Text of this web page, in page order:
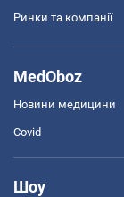
Ринки та компанії
MedOboz
Новини медицини
Covid
Шоу